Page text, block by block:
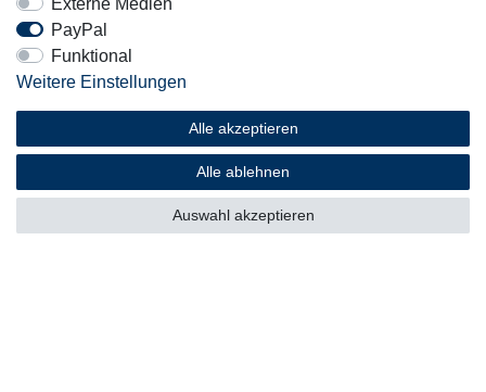
© Copyright 2026 | Alle Rechte vorbehalten.
Externe Medien
PayPal
Funktional
Weitere Einstellungen
Alle akzeptieren
Alle ablehnen
Auswahl akzeptieren